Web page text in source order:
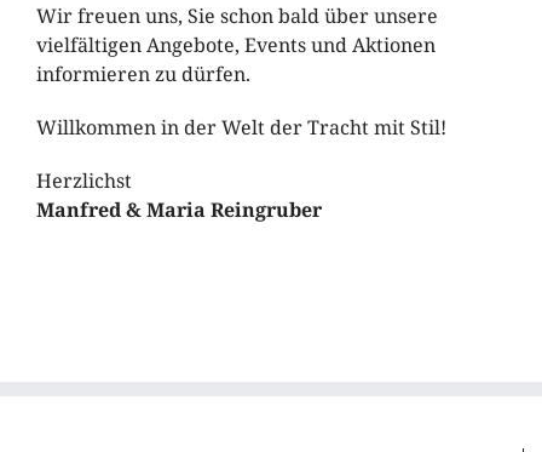
Wir freuen uns, Sie schon bald über unsere
vielfältigen Angebote, Events und Aktionen
informieren zu dürfen.
Willkommen in der Welt der Tracht mit Stil!
Herzlichst
Manfred & Maria Reingruber